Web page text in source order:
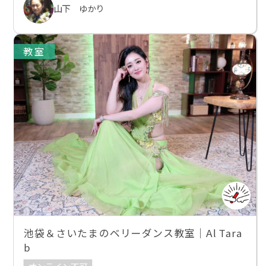
山下 ゆかり
教室
池袋＆さいたまのベリーダンス教室｜Al Tara
b